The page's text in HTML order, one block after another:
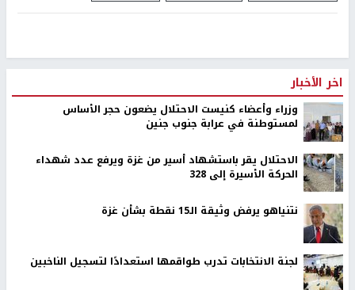
اخر الأخبار
وزراء وأعضاء كنيست الاحتلال يضعون حجر الأساس
لمستوطنة في عرابة جنوب جنين
الاحتلال يقر باستشهاد أسير من غزة ويرفع عدد شهداء
الحركة الأسيرة إلى 328
نتنياهو يرفض وثيقة الـ15 نقطة بشأن غزة
لجنة الانتخابات تدرب طواقمها استعدادًا لتسجيل الناخبين